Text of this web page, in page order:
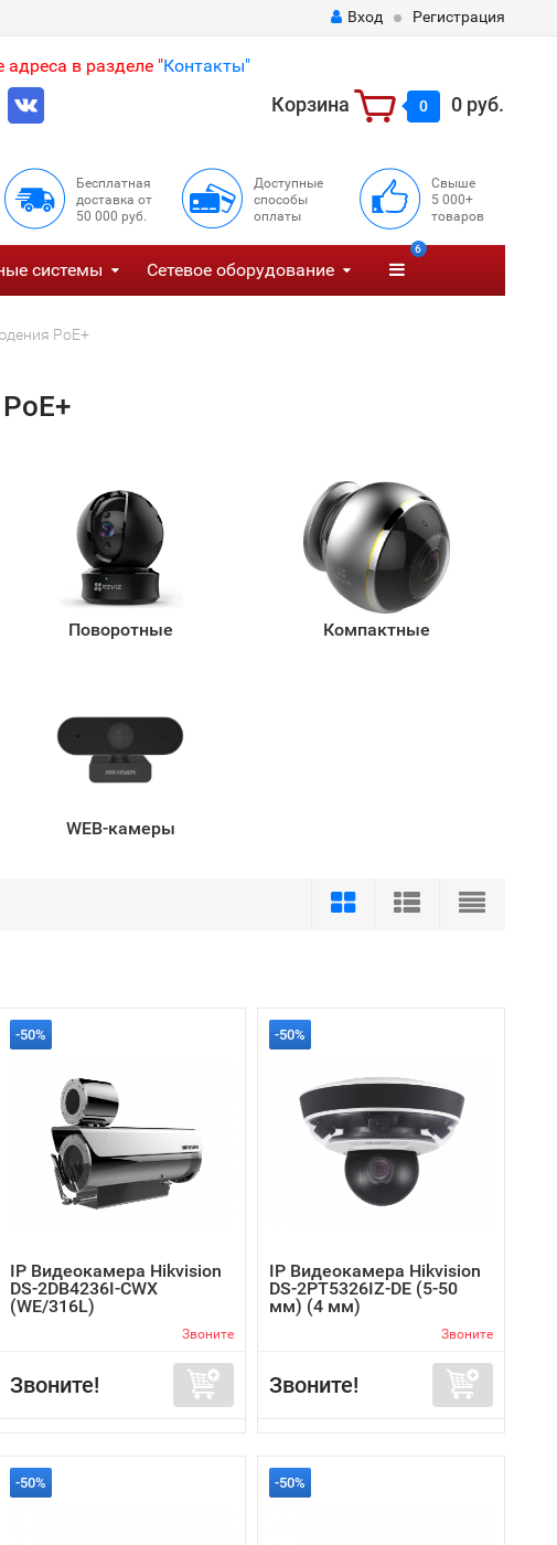
Вход Регистрация
в разделе "Контакты"
Корзина 0 0 руб.
Бесплатная
доставка от
50 000 руб.
Доступные
способы
оплаты
Свыше
5 000+
товаров
системы Сетевое оборудование
6
PoE+
Поворотные Компактные
WEB-камеры
-50%
IP Видеокамера Hikvision
DS-2DB4236I-CWX
(WE/316L)
Звоните
Звоните!
-50%
IP Видеокамера Hikvision
DS-2PT5326IZ-DE (5-50
мм) (4 мм)
Звоните
Звоните!
-50% -50%